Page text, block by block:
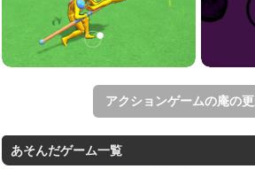
アクションゲームの庵の
あそんだゲーム一覧